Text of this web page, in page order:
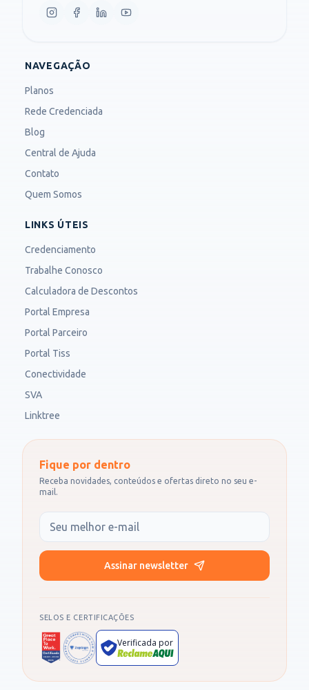
NAVEGAÇÃO
Planos
Rede Credenciada
Blog
Central de Ajuda
Contato
Quem Somos
LINKS ÚTEIS
Credenciamento
Trabalhe Conosco
Calculadora de Descontos
Portal Empresa
Portal Parceiro
Portal Tiss
Conectividade
SVA
Linktree
Fique por dentro
Receba novidades, conteúdos e ofertas direto no seu e-
mail.
Seu e-mail
Assinar newsletter
SELOS E CERTIFICAÇÕES
Verificada por